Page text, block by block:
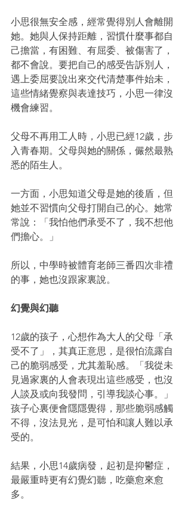
小思很無安全感，經常覺得別人會離開
她。她與人保持距離，習慣什麼事都自
己擔當，有困難、有屈委、被傷害了，
都不會說。要把自己的感受告訴別人，
遇上委屈要說出來交代清楚事件始未，
這些情緒覺察與表達技巧，小思一律沒
機會練習。
父母不再用工人時，小思已經12歲，步
入青春期。父母與她的關係，儼然最熟
悉的陌生人。
一方面，小思知道父母是她的後盾，但
她並不習慣向父母打開自己的心。她常
常說：「我怕他們承受不了，我不想他
們擔心。」
所以，中學時被體育老師三番四次非禮
的事，她也沒跟家裏說。
幻覺與幻聽
12歲的孩子，心想作為大人的父母「承
受不了」，其真正意思，是很怕流露自
己的脆弱感受，尤其羞恥感。「我從未
見過家裏的人會表現出這些感受，也沒
人談及或向我發問，引導我談心事。」
孩子心裏便會隱隱覺得，那些脆弱感觸
不得，沒法見光，是可怕和讓人難以承
受的。
結果，小思14歲病發，起初是抑鬱症，
最嚴重時更有幻覺幻聽，吃藥愈來愈
多。